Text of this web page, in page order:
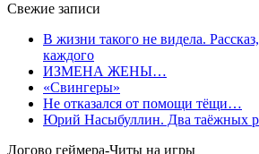
Свежие записи
В жизни такого не видела.
каждого
ИЗМЕНА ЖЕНЫ…
«Свингеры»
Не отказался от помощи тёщи…
Юрий Насыбуллин. Два таёжных
Логово геймера-Читы на игры